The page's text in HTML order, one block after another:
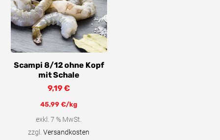
Scampi 8/12 ohne Kopf
mit Schale
9,19€
45,99€/kg
exkl. 7 % MwSt.
zzgl.Versandkosten